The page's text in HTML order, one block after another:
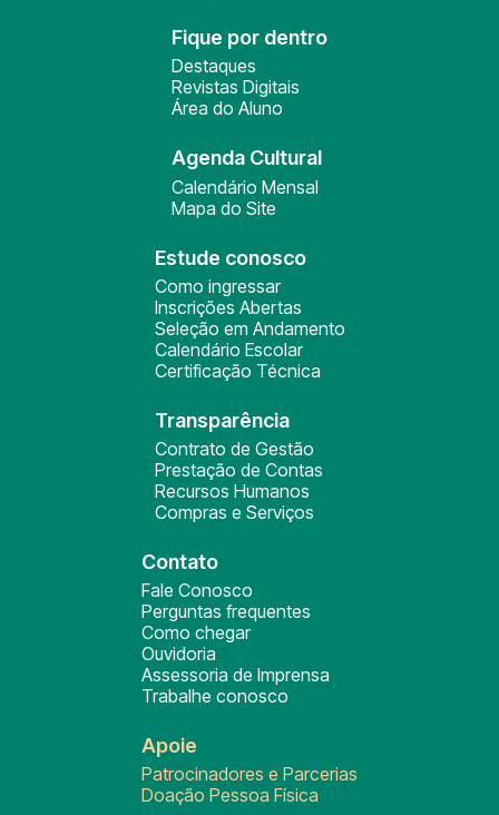
Fique por dentro
Destaques
Revistas Digitais
Área do Aluno
Agenda Cultural
Calendário Mensal
Mapa do Site
Estude conosco
Como ingressar
Inscrições Abertas
Seleção em Andamento
Calendário Escolar
Certificação Técnica
Transparência
Contrato de Gestão
Prestação de Contas
Recursos Humanos
Compras e Serviços
Contato
Fale Conosco
Perguntas frequentes
Como chegar
Ouvidoria
Assessoria de Imprensa
Trabalhe conosco
Apoie
Patrocinadores e Parcerias
Doação Pessoa Física